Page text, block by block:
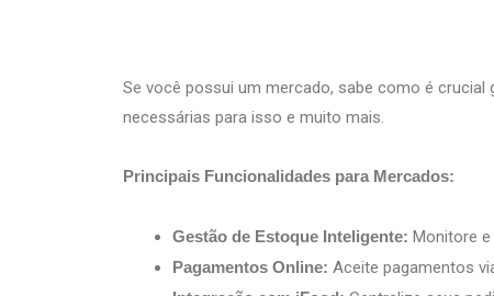
Se você possui um mercado, sabe como é
necessárias para isso e muito mais.
Principais Funcionalidades para Mercados:
Gestão de Estoque Inteligente: Monitore
Pagamentos Online: Aceite pagamentos